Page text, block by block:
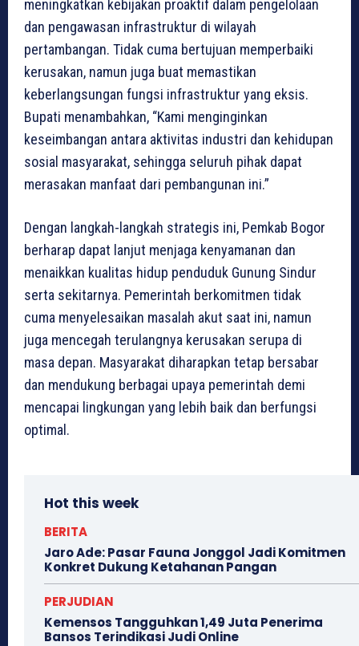
meningkatkan kebijakan proaktif dalam pengelolaan
dan pengawasan infrastruktur di wilayah
pertambangan. Tidak cuma bertujuan memperbaiki
kerusakan, namun juga buat memastikan
keberlangsungan fungsi infrastruktur yang eksis.
Bupati menambahkan, “Kami menginginkan
keseimbangan antara aktivitas industri dan kehidupan
sosial masyarakat, sehingga seluruh pihak dapat
merasakan manfaat dari pembangunan ini.”
Dengan langkah-langkah strategis ini, Pemkab Bogor
berharap dapat lanjut menjaga kenyamanan dan
menaikkan kualitas hidup penduduk Gunung Sindur
serta sekitarnya. Pemerintah berkomitmen tidak
cuma menyelesaikan masalah akut saat ini, namun
juga mencegah terulangnya kerusakan serupa di
masa depan. Masyarakat diharapkan tetap bersabar
dan mendukung berbagai upaya pemerintah demi
mencapai lingkungan yang lebih baik dan berfungsi
optimal.
Hot this week
BERITA
Jaro Ade: Pasar Fauna Jonggol Jadi Komitmen
Konkret Dukung Ketahanan Pangan
PERJUDIAN
Kemensos Tangguhkan 1,49 Juta Penerima
Bansos Terindikasi Judi Online